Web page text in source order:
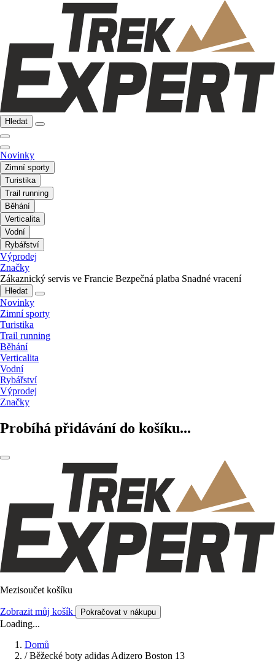
Hledat
Novinky
Zimní sporty
Turistika
Trail running
Běhání
Verticalita
Vodní
Rybářství
Výprodej
Značky
Zákaznický servis ve Francie Bezpečná platba Snadné vracení
Hledat
Novinky
Zimní sporty
Turistika
Trail running
Běhání
Verticalita
Vodní
Rybářství
Výprodej
Značky
Probíhá přidávání do košíku...
Mezisoučet košíku
Zobrazit můj košík Pokračovat v nákupu
Loading...
Domů
/ Běžecké boty adidas Adizero Boston 13